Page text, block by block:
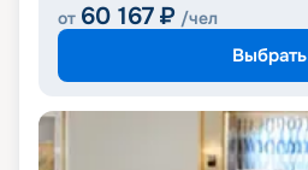
от 60 167 ₽ /чел
Выбрать